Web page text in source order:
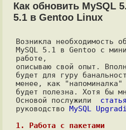
Как обновить MySQL
5.1 в Gentoo Linux
Возникла необходимость
MySQL 5.1 в Gentoo с
работе,
описываю свой опыт.
будет для гуру
менее, как "напоминалка"
будет полезна. Хотя бы
Основой послужили
руководство MySQL
1. Работа с пакетами